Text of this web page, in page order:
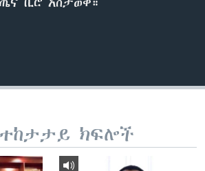
ቢሮ አስታወቀ።
ክፍሎች